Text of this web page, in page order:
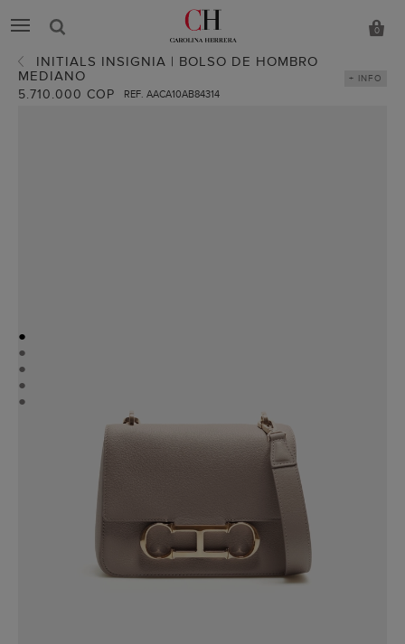
0
INITIALS INSIGNIA | BOLSO DE HOMBRO
MEDIANO
5.710.000 COP REF. AACA10AB84314
+ INFO
●
●
●
●
●